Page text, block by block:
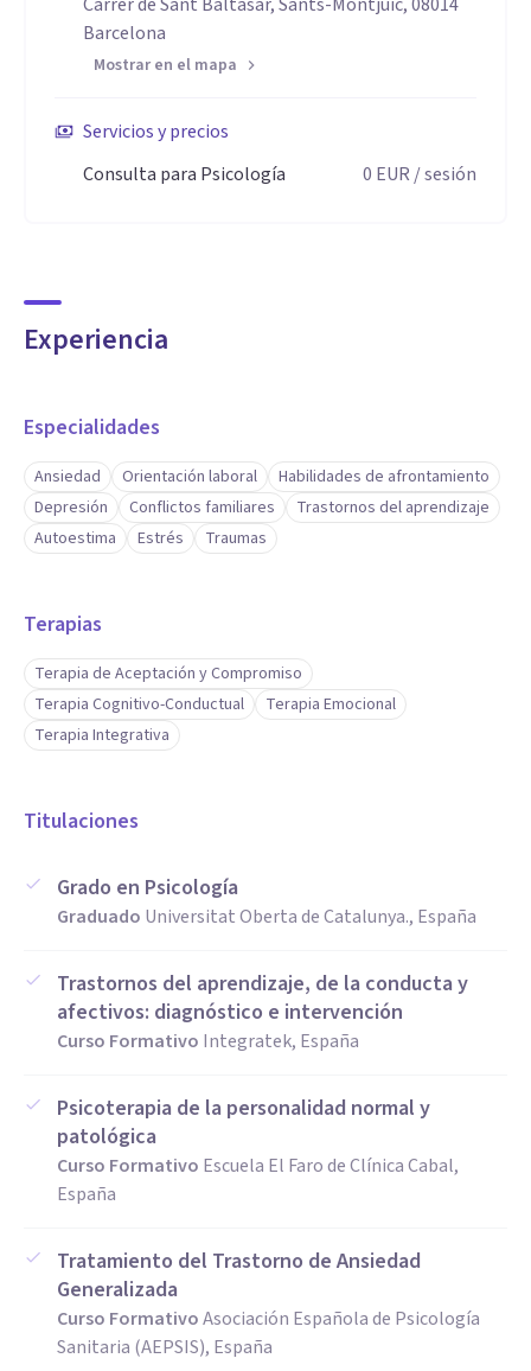
Barcelona
Mostrar en el mapa
Servicios y precios
Consulta para Psicología
0 EUR / sesión
Experiencia
Especialidades
Ansiedad Orientación laboral
Habilidades de afrontamiento
Depresión
Conflictos familiares
Trastornos del aprendizaje
Autoestima
Estrés Traumas
Terapias
Terapia de Aceptación y Compromiso
Terapia Cognitivo-Conductual
Terapia Emocional
Terapia Integrativa
Titulaciones
Grado en Psicología
Graduado Universitat Oberta de Catalunya., España
Trastornos del aprendizaje, de la conducta y
afectivos: diagnóstico e intervención
Curso Formativo Integratek, España
Psicoterapia de la personalidad normal y
patológica
Curso Formativo Escuela El Faro de Clínica Cabal,
España
Tratamiento del Trastorno de Ansiedad
Generalizada
Curso FormativoAsociación Española de Psicología
Sanitaria (AEPSIS), España